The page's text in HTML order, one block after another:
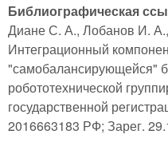
Библиографическая
Диане С. А., Лобанов И.
Интеграционный
"самобалансирующейся"
робототехнической
государственной
2016663183 РФ; Зарег.